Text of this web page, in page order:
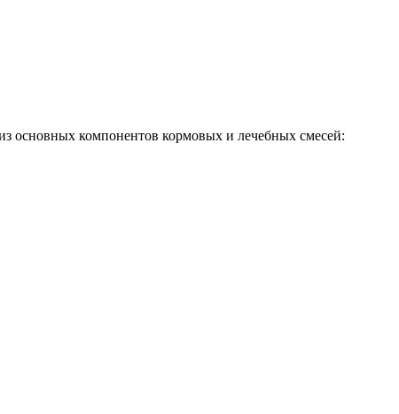
основных компонентов кормовых и лечебных смесей: